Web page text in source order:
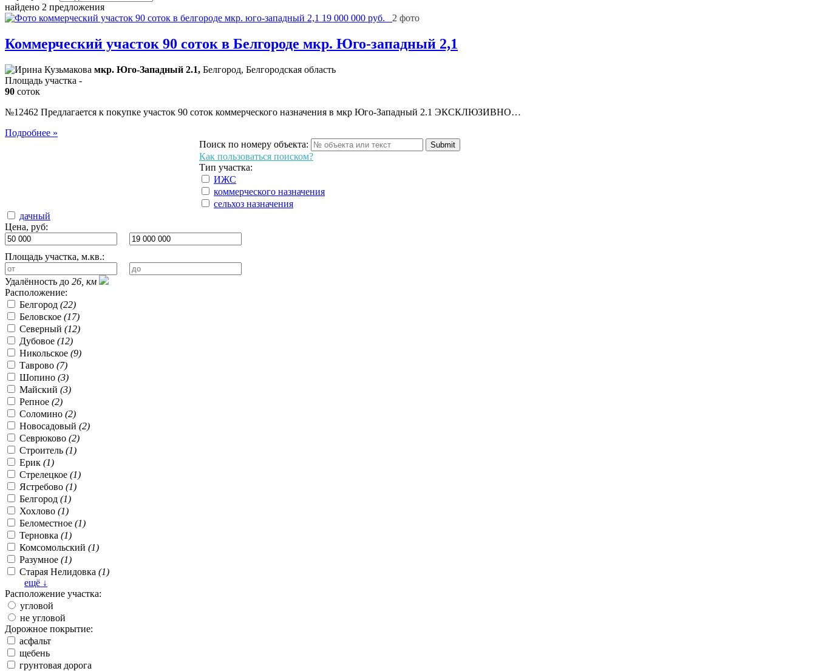
найдено 2 предложения
19 000 000 руб.
2 фото
Коммерческий участок 90 соток в Белгороде мкр. Юго-западный 2,1
мкр. Юго-Западный 2.1, Белгород, Белгородская область
Площадь участка -
90 соток
№12462 Предлагается к покупке участок 90 соток коммерческого назначения в мкр Юго-Западный 2.1 ЭКСКЛЮЗИВНО…
Подробнее »
Поиск по номеру объекта:
Как пользоваться поиском?
Тип участка:
ИЖС
коммерческого назначения
сельхоз назначения
дачный
Цена, руб:
Площадь участка, м.кв.:
Удалённость до 26, км
Расположение:
Белгород (22)
Беловское (17)
Северный (12)
Дубовое (12)
Никольское (9)
Таврово (7)
Шопино (3)
Майский (3)
Репное (2)
Соломино (2)
Новосадовый (2)
Севрюково (2)
Строитель (1)
Ерик (1)
Стрелецкое (1)
Ястребово (1)
Белгород (1)
Хохлово (1)
Беломестное (1)
Терновка (1)
Комсомольский (1)
Разумное (1)
Старая Нелидовка (1)
ещё ↓
Расположение участка:
угловой
не угловой
Дорожное покрытие:
асфальт
щебень
грунтовая дорога